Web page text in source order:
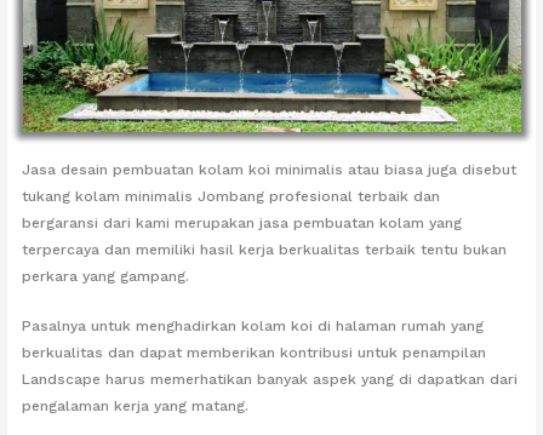
Jasa desain pembuatan kolam koi minimalis atau biasa juga disebut
tukang kolam minimalis Jombang profesional terbaik dan
bergaransi dari kami merupakan jasa pembuatan kolam yang
terpercaya dan memiliki hasil kerja berkualitas terbaik tentu bukan
perkara yang gampang.
Pasalnya untuk menghadirkan kolam koi di halaman rumah yang
berkualitas dan dapat memberikan kontribusi untuk penampilan
Landscape harus memerhatikan banyak aspek yang di dapatkan dari
pengalaman kerja yang matang.